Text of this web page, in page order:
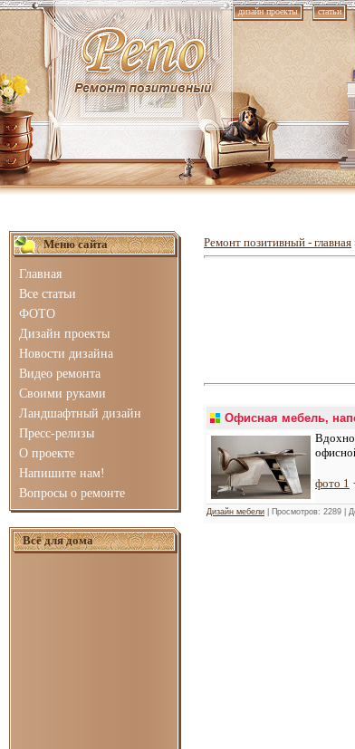
дизайн проекты статьи
Меню сайта
Главная
Все статьи
ФОТО
Дизайн проекты
Новости дизайна
Видео ремонта
Своими руками
Ландшафтный дизайн
Пресс-релизы
О проекте
Напишите нам!
Вопросы о ремонте
Всё для дома
Ремонт позитивный - главная
Офисная мебель,
фото 1 ·
Дизайн мебели | Просмотров: 2289 |